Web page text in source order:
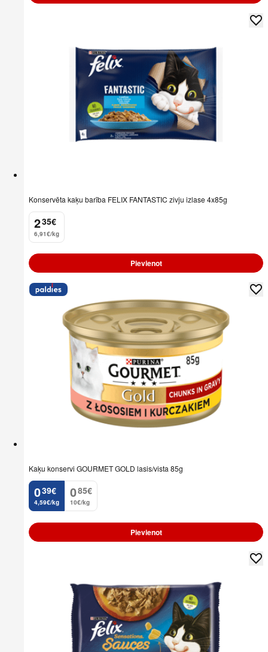
Konservēta kaķu barība FELIX FANTASTIC zivju izlase 4x85g
2
. 35€
6,91€/kg
Pievienot
Kaķu konservi GOURMET GOLD lasis/vista 85g
0
. 39€
4,59€/kg
0
. 85€
10€/kg
Pievienot